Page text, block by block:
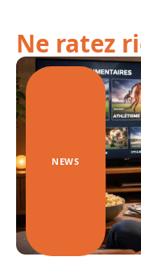
Ne ratez
NEWS